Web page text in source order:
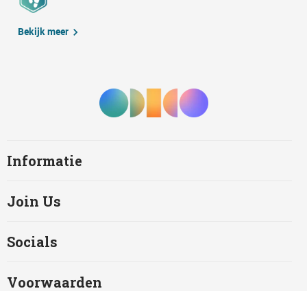
Bekijk meer
Informatie
Join Us
Socials
Voorwaarden